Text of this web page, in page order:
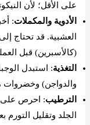
على الأقل؛ لأن
الأدوية والمكملات:
العشبية. قد تحتاج
(كالأسبرين) قبل
التغذية: استبدل
والدواجن) وخضروات
الترطيب
الجلد وتقليل التورم